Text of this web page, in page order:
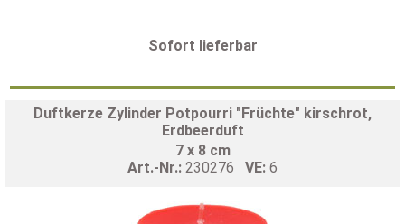
Sofort lieferbar
Duftkerze Zylinder Potpourri "Früchte" kirschrot,
Erdbeerduft
7 x 8 cm
Art.-Nr.: 230276 VE: 6